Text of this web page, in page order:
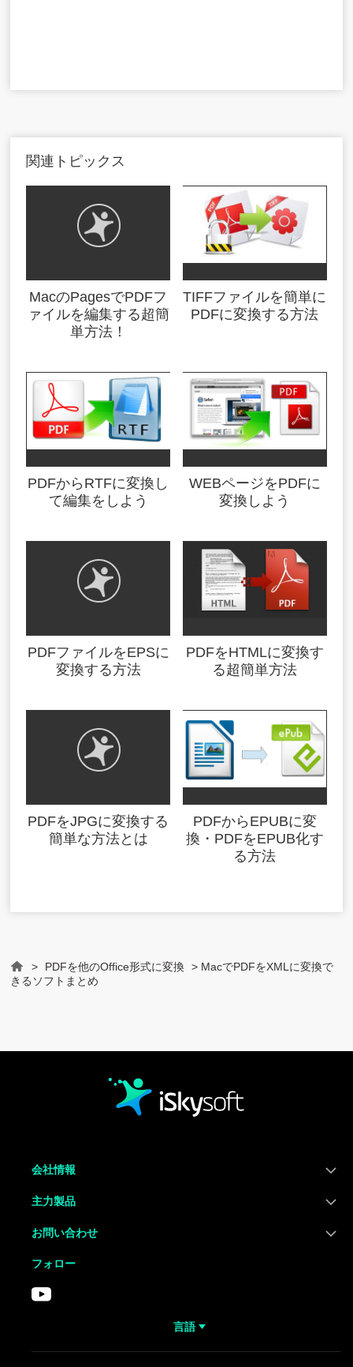
関連トピックス
MacのPagesでPDFフ
ァイルを編集する超簡
単方法！
TIFFファイルを簡単に
PDFに変換する方法
PDFからRTFに変換し
て編集をしよう
WEBページをPDFに
変換しよう
PDFファイルをEPSに
変換する方法
PDFをHTMLに変換す
る超簡単方法
PDFをJPGに変換する
簡単な方法とは
PDFからEPUBに変
換・PDFをEPUB化す
る方法
Home
> PDFを他のOffice形式に変換 > MacでPDFをXMLに変換で
きるソフトまとめ
会社情報
主力製品
お問い合わせ
フォロー
言語